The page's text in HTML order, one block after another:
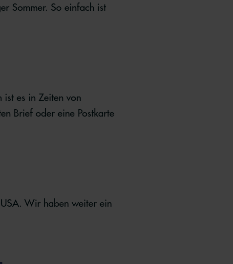
Sommer. So einfach ist
ist es in Zeiten von
Brief oder eine Postkarte
Wir haben weiter ein